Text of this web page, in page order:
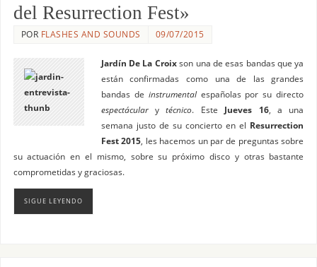
del Resurrection Fest»
POR FLASHES AND SOUNDS 09/07/2015
Jardín De La Croixson una de esas bandas que ya
están confirmadas como una de las grandes
bandas de instrumentalespañolas por su directo
espectácularytécnico. Este Jueves 16, a una
semana justo de su concierto en el Resurrection
Fest 2015 , les hacemos un par de preguntas sobre
su actuación en el mismo, sobre su próximo disco y otras bastante
comprometidas y graciosas.
SIGUE LEYENDO